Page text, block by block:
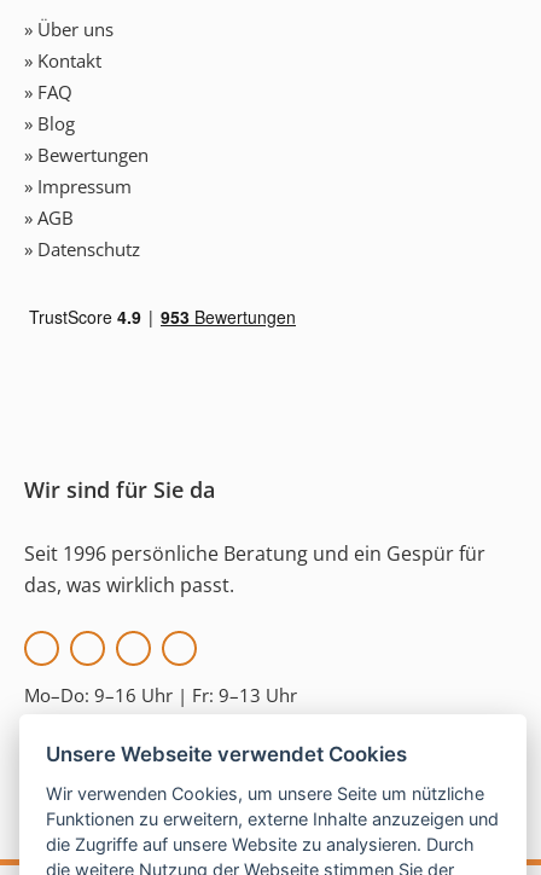
» Über uns
» Kontakt
» FAQ
» Blog
» Bewertungen
» Impressum
» AGB
» Datenschutz
Wir sind für Sie da
Seit 1996 persönliche Beratung und ein Gespür für
das, was wirklich passt.
Mo–Do: 9–16 Uhr | Fr: 9–13 Uhr
E-Mail: hallo@las-islas-reisen.de
Unsere Webseite verwendet Cookies
Wir verwenden Cookies, um unsere Seite um nützliche
Funktionen zu erweitern, externe Inhalte anzuzeigen und
die Zugriffe auf unsere Website zu analysieren. Durch
die weitere Nutzung der Webseite stimmen Sie der